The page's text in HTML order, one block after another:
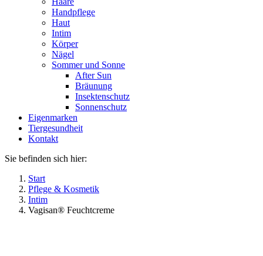
Handpflege
Haut
Intim
Körper
Nägel
Sommer und Sonne
After Sun
Bräunung
Insektenschutz
Sonnenschutz
Eigenmarken
Tiergesundheit
Kontakt
Sie befinden sich hier:
Start
Pflege & Kosmetik
Intim
Vagisan® Feuchtcreme